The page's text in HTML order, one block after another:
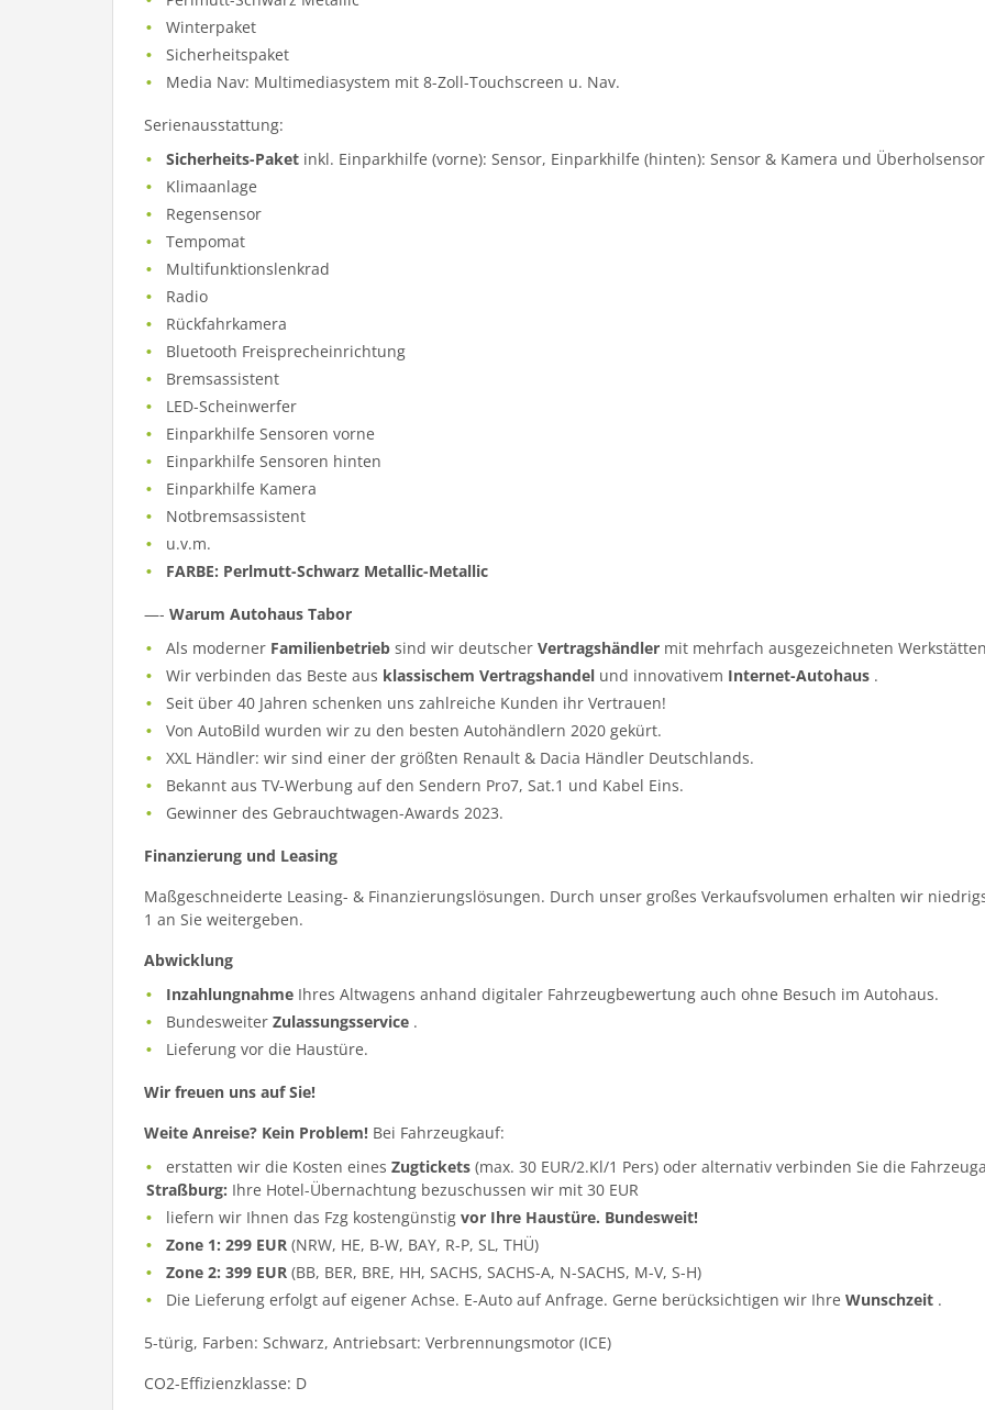
Winterpaket
Sicherheitspaket
Media Nav: Multimediasystem mit 8-Zoll-Touchscreen u. Nav.
Serienausstattung:
Sicherheits-Paket inkl. Einparkhilfe (vorne): Sensor, Einparkhilfe (hinten): Sensor & Kamera und Überholsensor
Klimaanlage
Regensensor
Tempomat
Multifunktionslenkrad
Radio
Rückfahrkamera
Bluetooth Freisprecheinrichtung
Bremsassistent
LED-Scheinwerfer
Einparkhilfe Sensoren vorne
Einparkhilfe Sensoren hinten
Einparkhilfe Kamera
Notbremsassistent
u.v.m.
FARBE: Perlmutt-Schwarz Metallic-Metallic
—- Warum Autohaus Tabor
Als moderner Familienbetrieb sind wir deutscherVertragshändler mit mehrfach ausgezeichneten
Wir verbinden das Beste aus klassischem Vertragshandel und innovativem Internet-Autohaus .
Seit über 40 Jahren schenken uns zahlreiche Kunden ihr Vertrauen!
Von AutoBild wurden wir zu den besten Autohändlern 2020 gekürt.
XXL Händler: wir sind einer der größten Renault & Dacia Händler Deutschlands.
Bekannt aus TV-Werbung auf den Sendern Pro7, Sat.1 und Kabel Eins.
Gewinner des Gebrauchtwagen-Awards 2023.
Finanzierung und Leasing
Maßgeschneiderte Leasing- & Finanzierungslösungen. Durch unser großes Verkaufsvolumen erhalten wir
1 an Sie weitergeben.
Abwicklung
Inzahlungnahme Ihres Altwagens anhand digitaler Fahrzeugbewertung auch ohne Besuch im Autohaus.
BundesweiterZulassungsservice .
Lieferung vor die Haustüre.
Wir freuen uns auf Sie!
Weite Anreise? Kein Problem! Bei Fahrzeugkauf:
erstatten wir die Kosten einesZugtickets (max. 30 EUR/2.Kl/1 Pers) oder alternativ verbinden Sie die
Straßburg: Ihre Hotel-Übernachtung bezuschussen wir mit 30 EUR
liefern wir Ihnen das Fzg kostengünstigvor Ihre Haustüre. Bundesweit!
Zone 1: 299 EUR (NRW, HE, B-W, BAY, R-P, SL, THÜ)
Zone 2: 399 EUR (BB, BER, BRE, HH, SACHS, SACHS-A, N-SACHS, M-V, S-H)
Die Lieferung erfolgt auf eigener Achse. E-Auto auf Anfrage. Gerne berücksichtigen wir IhreWunschzeit .
5-türig, Farben: Schwarz, Antriebsart: Verbrennungsmotor (ICE)
CO2-Effizienzklasse: D